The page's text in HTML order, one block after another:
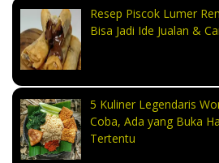
Resep Piscok Lumer
Bisa Jadi Ide Jualan &
5 Kuliner Legendaris
Coba, Ada yang Buka
Tertentu